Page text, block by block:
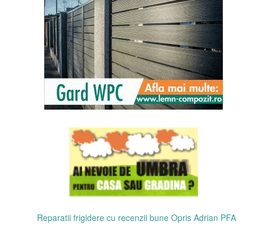
Reparatii frigidere cu recenzii bune Opris Adrian PFA